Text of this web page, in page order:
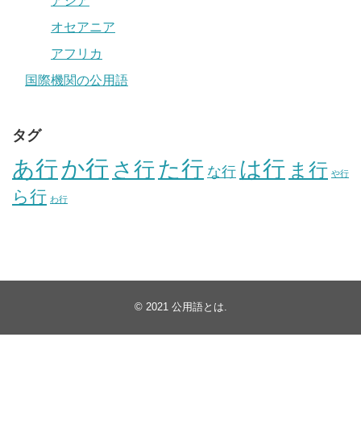
オセアニア
アフリカ
国際機関の公用語
タグ
あ行か行 さ行た行 な行 は行 ま行 や行
ら行 わ行
© 2021 公用語とは.